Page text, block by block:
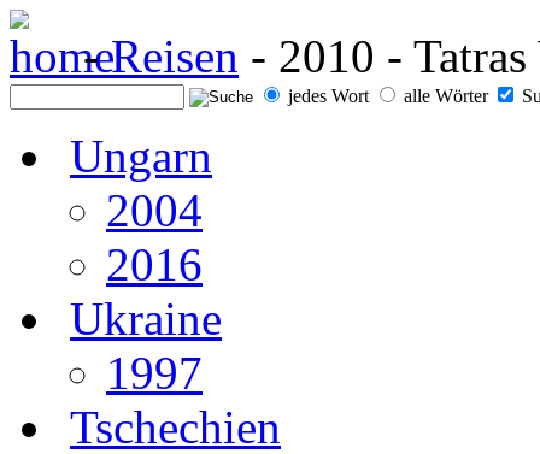
-Reisen - 2010 -
jedes Wort alle Wörter
Ungarn
2004
2016
Ukraine
1997
Tschechien